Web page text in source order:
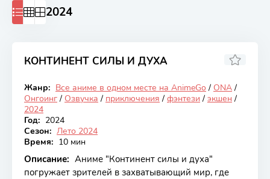
2024
КОНТИНЕНТ СИЛЫ И ДУХА
Онгоинг
6.87
Жанр: Все аниме в одном месте на AnimeGo / ONA /
Онгоинг / Озвучка / приключения / фэнтези / экшен /
2024
Год: 2024
Сезон: Лето 2024
Время: 10 мин
Описание: Аниме "Континент силы и духа"
погружает зрителей в захватывающий мир, где